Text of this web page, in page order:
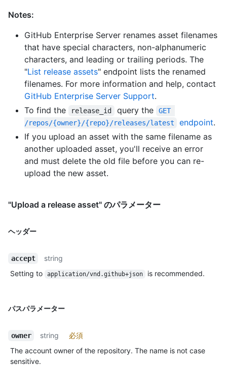
Notes:
GitHub Enterprise Server renames asset filenames
that have special characters, non-alphanumeric
characters, and leading or trailing periods. The
"List release assets" endpoint lists the renamed
filenames. For more information and help, contact
GitHub Enterprise Server Support.
To find the
release_id query the
GET
/repos/{owner}/{repo}/releases/latest
endpoint.
If you upload an asset with the same filename as
another uploaded asset, you'll receive an error
and must delete the old file before you can re-
upload the new asset.
"Upload a release asset" のパラメーター
ヘッダー
accept
string
Setting to
application/vnd.github+json is recommended.
パスパラメーター
owner string
必須
The account owner of the repository. The name is not case
sensitive.